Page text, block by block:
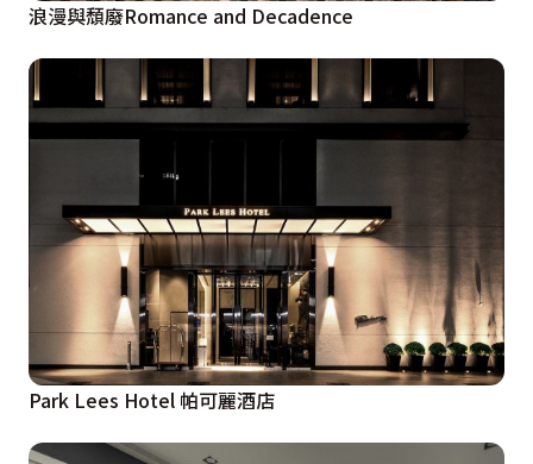
浪漫與頹廢Romance and Decadence
Park Lees Hotel 帕可麗酒店